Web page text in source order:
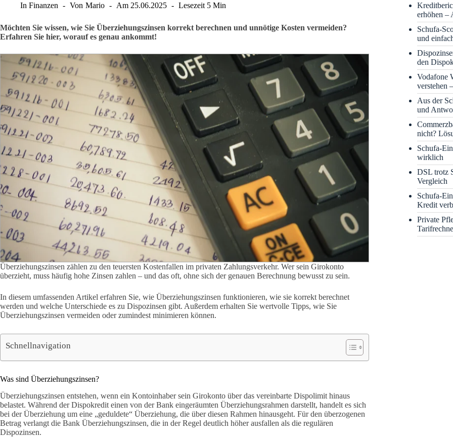
In Finanzen Von Mario Am 25.06.2025 Lesezeit 5 Min
Möchten Sie wissen, wie Sie Überziehungszinsen korrekt berechnen und unnötige Kosten vermeiden?
Erfahren Sie hier, worauf es genau ankommt!
Überziehungszinsen zählen zu den teuersten Kostenfallen im privaten Zahlungsverkehr. Wer sein Girokonto
überzieht, muss häufig hohe Zinsen zahlen – und das oft, ohne sich der genauen Berechnung bewusst zu sein.
In diesem umfassenden Artikel erfahren Sie, wie Überziehungszinsen funktionieren, wie sie korrekt berechnet
werden und welche Unterschiede es zu Dispozinsen gibt. Außerdem erhalten Sie wertvolle Tipps, wie Sie
Überziehungszinsen vermeiden oder zumindest minimieren können.
Schnellnavigation
Was sind Überziehungszinsen?
Überziehungszinsen entstehen, wenn ein Kontoinhaber sein Girokonto über das vereinbarte Dispolimit hinaus
belastet. Während der Dispokredit einen von der Bank eingeräumten Überziehungsrahmen darstellt, handelt es sich
bei der Überziehung um eine „geduldete“ Überziehung, die über diesen Rahmen hinausgeht. Für den überzogenen
Betrag verlangt die Bank Überziehungszinsen, die in der Regel deutlich höher ausfallen als die regulären
Dispozinsen.
erhöhen –
Schufa-
und
den
Vodafone
verstehen
Aus der
und
nicht?
Schufa-
wirklich
DSL trotz
Vergleich
Schufa-
Kredit
Private